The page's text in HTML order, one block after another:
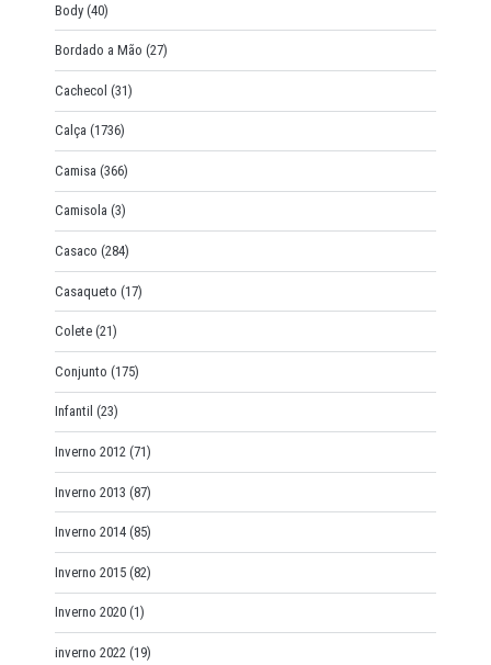
Body (40)
Bordado a Mão (27)
Cachecol (31)
Calça (1736)
Camisa (366)
Camisola (3)
Casaco (284)
Casaqueto (17)
Colete (21)
Conjunto (175)
Infantil (23)
Inverno 2012 (71)
Inverno 2013 (87)
Inverno 2014 (85)
Inverno 2015 (82)
Inverno 2020 (1)
inverno 2022 (19)